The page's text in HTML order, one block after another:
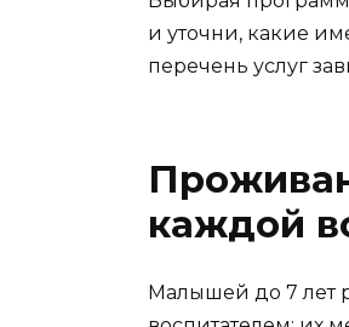
и уточни, какие
перечень услуг
каждой
Малышей до 7 лет